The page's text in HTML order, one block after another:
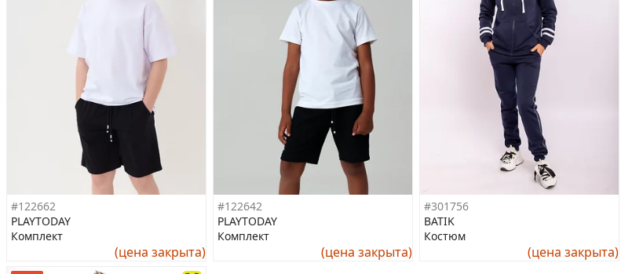
#122662
PLAYTODAY
Комплект
(цена закрыта)
#122642
PLAYTODAY
Комплект
(цена закрыта)
#301756
BATIK
Костюм
(цена закрыта)